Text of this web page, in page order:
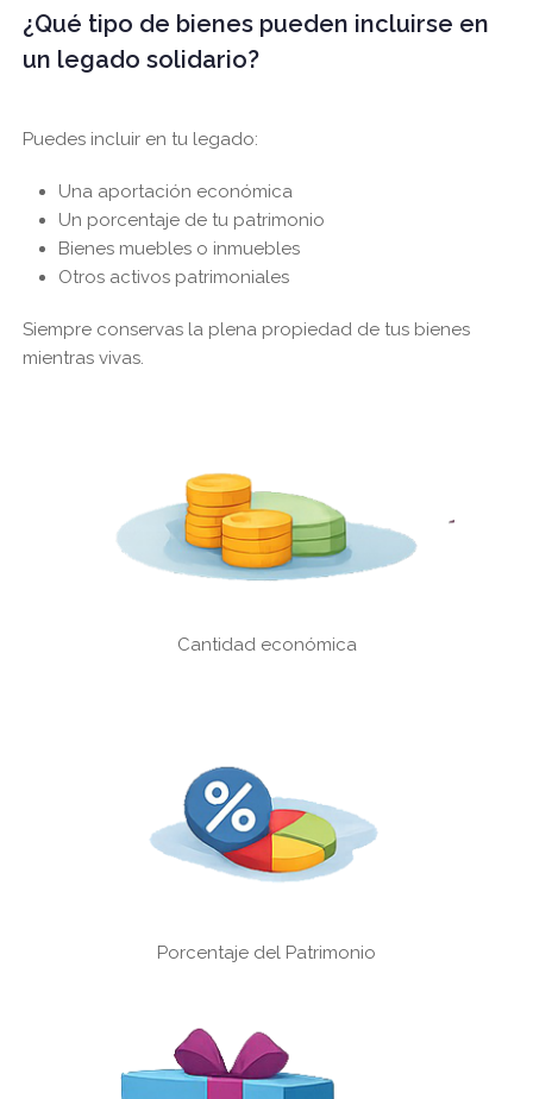
¿Qué tipo de bienes pueden incluirse en
un legado solidario?
Puedes incluir en tu legado:
Una aportación económica
Un porcentaje de tu patrimonio
Bienes muebles o inmuebles
Otros activos patrimoniales
Siempre conservas la plena propiedad de tus bienes
mientras vivas.
Cantidad económica
Porcentaje del Patrimonio